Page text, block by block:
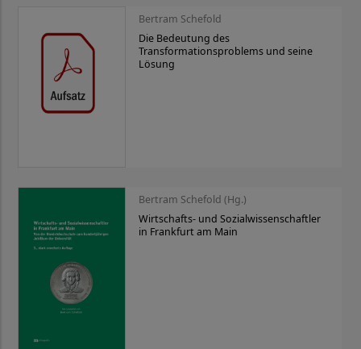
Bertram Schefold
Die Bedeutung des
Transformationsproblems und seine
Lösung
Bertram Schefold (Hg.)
Wirtschafts- und Sozialwissenschaftler
in Frankfurt am Main